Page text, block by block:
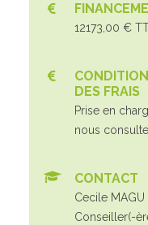
12173,00 €
DES FRAIS
Prise en
nous
CONTACT
Cecile MAGU
Conseiller(-